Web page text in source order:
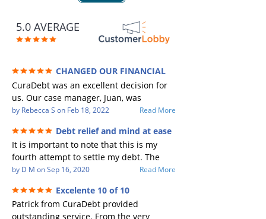
5.0 AVERAGE
CHANGED OUR FINANCIAL
FUTURE (credit 200 Points / 90 K in debt
GONE)
CuraDebt was an excellent decision for
us. Our case manager, Juan, was
incredible to work with. He and Julio
Every communication was quickly
responded to and all of our questions
were answered. We were able to clear
up in excess of 90 K in debt in a few
years with a manageable payment.
CuraDebt gave us the opportunity to
start over and do things the right way.
by Rebecca S on Feb 18, 2022 Read More
Debt relief and mind at ease
It is important to note that this is my
fourth attempt to settle my debt. The
first debt settlement company gave me
a debtor listing me as a charge off on my
credit report, even though they are paid
by D M onSep 16, 2020 Read More
Excelente 10 of 10
Patrick from CuraDebt provided
outstanding service. From the very